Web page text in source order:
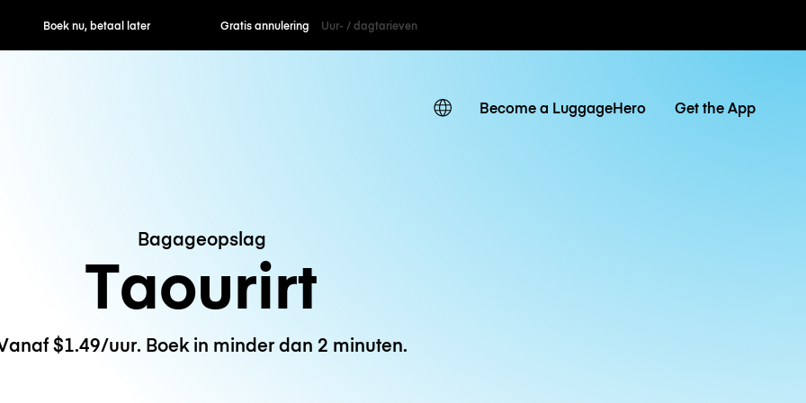
nu, betaal later Gratis annulering Uur- / dagtarieven
Become a LuggageHero Get the App
Bagageopslag
Taourirt
$1.49/uur. Boek in minder dan 2 minuten.